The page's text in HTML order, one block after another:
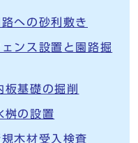
への砂利敷き
ンス設置と園路掘
基礎の掘削
桝の設置
木材受入検査